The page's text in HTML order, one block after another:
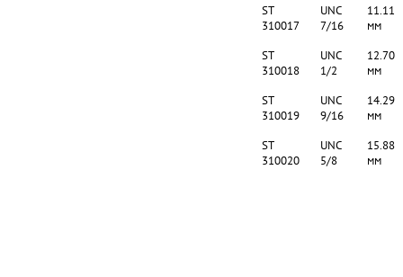
ST
310017
UNC
7/16
11.11
мм
ST
310018
UNC
1/2
12.70
мм
ST
310019
UNC
9/16
14.29
мм
ST
310020
UNC
5/8
15.88
мм